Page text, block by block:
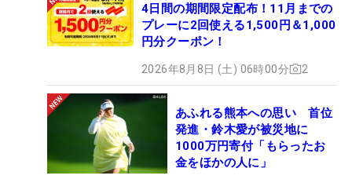
4日間の期間限定配布！11月までの
プレーに2回使える1,500円＆1,000
円分クーポン！
2026年8月8日 (土) 06時00分 2
あふれる熊本への思い 首位
発進・鈴木愛が被災地に
1000万円寄付「もらったお
金をほかの人に」